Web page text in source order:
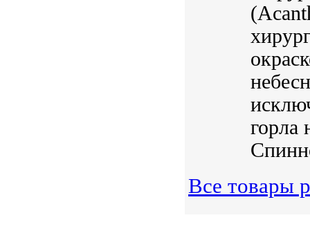
горла
Все товары